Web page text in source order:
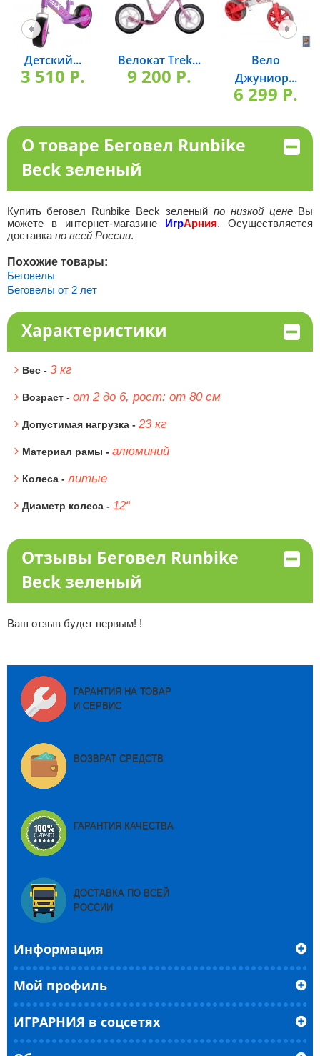
Детский...
3 510 P.
Велокат Trek...
9 200 P.
Вело
Джуниор...
6 299 P.
О товаре Беговел Runbike
Beck зеленый
Купить беговел Runbike Beck зеленый по низкой ценеВы
можете в интернет-магазине ИгрАрния. Осуществляется
доставка по всей России.
Похожие товары:
Беговелы
Беговелы от 2 лет
Характеристики
Вес - 3 кг
Возраст - от 2 до 6, рост: от 80 см
Допустимая нагрузка - 23 кг
Материал рамы - алюминий
Колеса - литые
Диаметр колеса - 12“
Отзывы Беговел Runbike
Beck зеленый
Ваш отзыв будет первым! !
ГАРАНТИЯ НА ТОВАР
И СЕРВИС
ВОЗВРАТ СРЕДСТВ
ГАРАНТИЯ КАЧЕСТВА
ДОСТАВКА ПО ВСЕЙ
РОССИИ
Информация
Мой профиль
ИГРАРНИЯ в соцсетях